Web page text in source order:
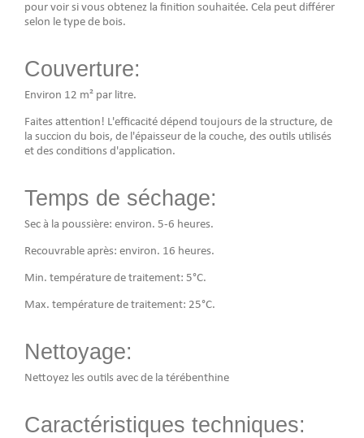
pour voir si vous obtenez la finition souhaitée. Cela peut différer
selon le type de bois.
Couverture:
Environ 12 m² par litre.
Faites attention! L'efficacité dépend toujours de la structure, de
la succion du bois, de l'épaisseur de la couche, des outils utilisés
et des conditions d'application.
Temps de séchage:
Sec à la poussière: environ. 5-6 heures.
Recouvrable après: environ. 16 heures.
Min. température de traitement: 5°C.
Max. température de traitement: 25°C.
Nettoyage:
Nettoyez les outils avec de la térébenthine
Caractéristiques techniques: